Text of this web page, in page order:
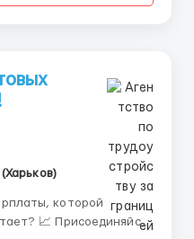
которой
📈 Присоединяйся